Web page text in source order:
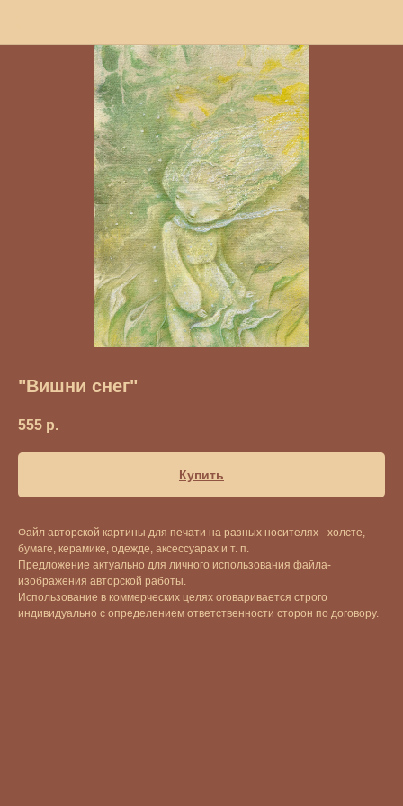
"Вишни снег"
555 р.
Купить
Файл авторской картины для печати на разных носителях - холсте,
бумаге, керамике, одежде, аксессуарах и т. п.
Предложение актуально для личного использования файла-
изображения авторской работы.
Использование в коммерческих целях оговаривается строго
индивидуально с определением ответственности сторон по договору.